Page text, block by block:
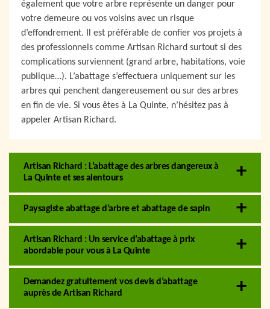
également que votre arbre représente un danger pour
votre demeure ou vos voisins avec un risque
d’effondrement. Il est préférable de confier vos projets à
des professionnels comme Artisan Richard surtout si des
complications surviennent (grand arbre, habitations, voie
publique…). L’abattage s’effectuera uniquement sur les
arbres qui penchent dangereusement ou sur des arbres
en fin de vie. Si vous êtes à La Quinte, n’hésitez pas à
appeler Artisan Richard.
Artisan Richard : L’abattage des arbres dangereux à
La Quinte et ses alentours
Paysagiste abattage d’arbre et abattage de sapin
Artisan Richard : Un service d’abattage à prix
abordable pour vous à La Quinte
Demandez gratuitement vos devis d’abattage
auprès de Artisan Richard